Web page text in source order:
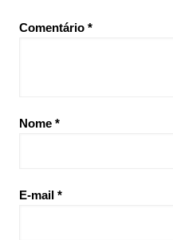
Comentário *
Nome *
E-mail *